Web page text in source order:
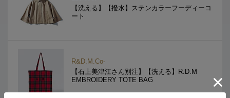
【洗える】【撥水】ステンカラーフーディーコ
ート
R&D.M.Co-
【石上美津江さん別注】【洗える】R.D.M
EMBROIDERY TOTE BAG